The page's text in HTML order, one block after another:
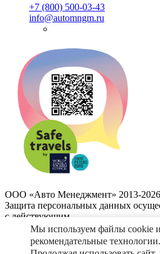
+7 (800) 500-03-43
info@automngm.ru
ООО «Авто Менеджмент» 2013-
Защита персональных данных
с действующим
законодательством и Федеральным
152-ФЗ "О персональных данных".
Мы используем файлы cookie и
рекомендательные технологии.